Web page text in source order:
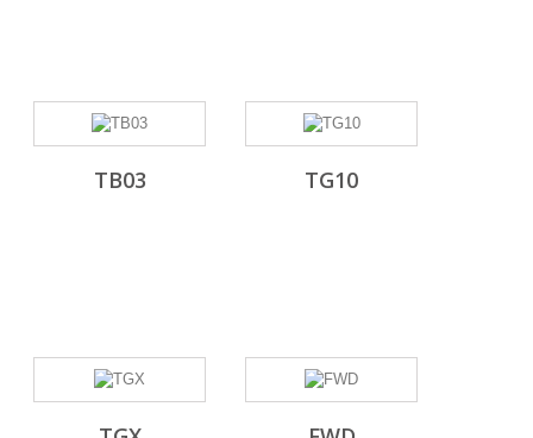
TB03 TG10